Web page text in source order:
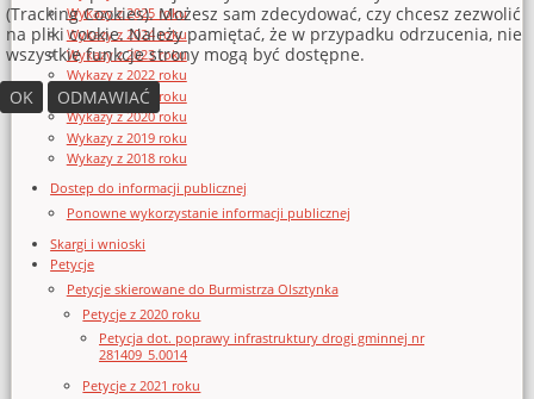
Wykazy z 2025 roku
Wykazy z 2024 roku
Wykazy z 2023 roku
Wykazy z 2022 roku
Wykazy z 2021 roku
Wykazy z 2020 roku
Wykazy z 2019 roku
Wykazy z 2018 roku
Dostęp do informacji publicznej
Ponowne wykorzystanie informacji publicznej
Skargi i wnioski
Petycje
Petycje skierowane do Burmistrza Olsztynka
Petycje z 2020 roku
Petycja dot. poprawy infrastruktury drogi gminnej nr
281409_5.0014
Petycje z 2021 roku
(Tracking Cookies). Możesz sam zdecydować, czy chcesz zezwolić
na pliki cookie. Należy pamiętać, że w przypadku odrzucenia, nie
wszystkie funkcje strony mogą być dostępne.
OK
ODMAWIAĆ